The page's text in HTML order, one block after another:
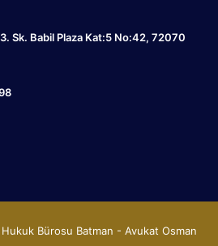
Sk. Babil Plaza Kat:5 No:42, 72070
Hukuk Bürosu Batman - Avukat Osman